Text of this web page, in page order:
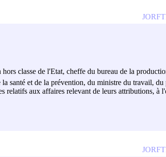
hors classe de l'Etat, cheffe du bureau de la
santé et de la prévention, du ministre du travail,
relatifs aux affaires relevant de leurs attributions, à